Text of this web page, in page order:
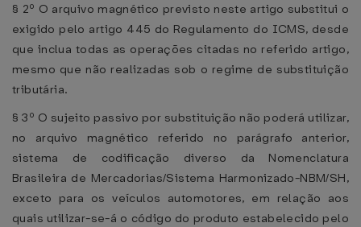
§ 2º O arquivo magnético previsto neste artigo substitui o
exigido pelo artigo 445 do Regulamento do ICMS, desde
que inclua todas as operações citadas no referido artigo,
mesmo que não realizadas sob o regime de substituição
tributária.
§ 3º O sujeito passivo por substituição não poderá utilizar,
no arquivo magnético referido no parágrafo anterior,
sistema de codificação diverso da Nomenclatura
Brasileira de Mercadorias/Sistema Harmonizado-NBM/SH,
exceto para os veículos automotores, em relação aos
quais utilizar-se-á o código do produto estabelecido pelo